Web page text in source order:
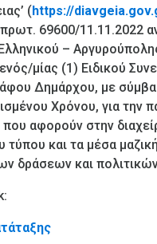
(https://
πρωτ. 69600/11.11.2022
–
μίας (1) Ειδικού
Δημάρχου, με
Χρόνου, για την
αφορούν στην
τύπου και τα μέσα
δράσεων και
: